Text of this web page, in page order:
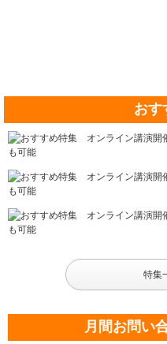
おす
特集
月間お問い